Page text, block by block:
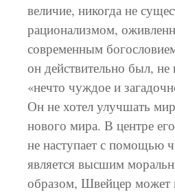
величие, никогда не
рационализмом,
современным
он действительно был, не
«нечто чуждое и
Он не хотел улучшать
нового мира. В центре
не наступает с помощью
является высшим
образом, Швейцер может